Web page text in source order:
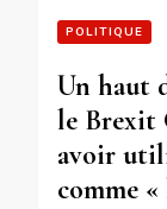
POLITIQUE
Un haut
le Brexit
avoir
comme